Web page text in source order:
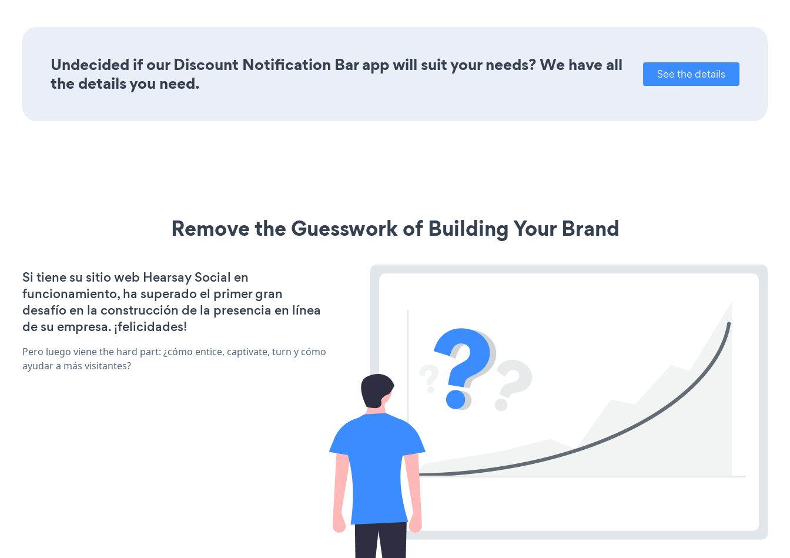
Undecided if our Discount Notification Bar app will suit your needs? We have all
the details you need.
See the details
Remove the Guesswork of Building Your Brand
Si tiene su sitio web Hearsay Social en
funcionamiento, ha superado el primer gran
desafío en la construcción de la presencia en línea
de su empresa. ¡felicidades!
Pero luego viene the hard part: ¿cómo entice, captivate, turn y cómo
ayudar a más visitantes?